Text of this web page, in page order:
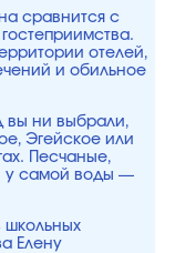
сравнится с
отелей,
и обильное
вы ни выбрали,
Эгейское или
Песчаные,
у самой воды —
школьных
Елену